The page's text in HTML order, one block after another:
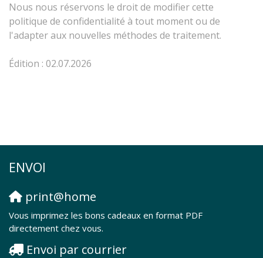
Nous nous réservons le droit de modifier cette
politique de confidentialité à tout moment ou de
l'adapter aux nouvelles méthodes de traitement.
Édition : 02.07.2026
ENVOI
print@home
Vous imprimez les bons cadeaux en format PDF
directement chez vous.
Envoi par courrier